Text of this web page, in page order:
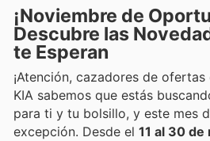
¡Noviembre de
Descubre las
te Esperan
¡Atención, cazadores de ofertas
KIA sabemos que estás
para ti y tu bolsillo, y este mes
excepción. Desde el 11 al 30